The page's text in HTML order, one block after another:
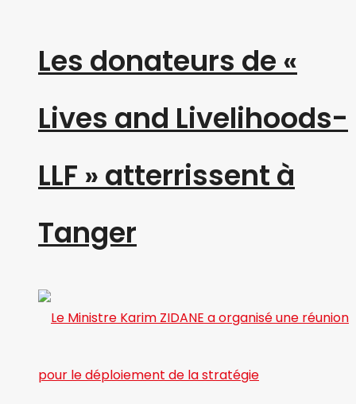
Les donateurs de «
Lives and Livelihoods-
LLF » atterrissent à
Tanger